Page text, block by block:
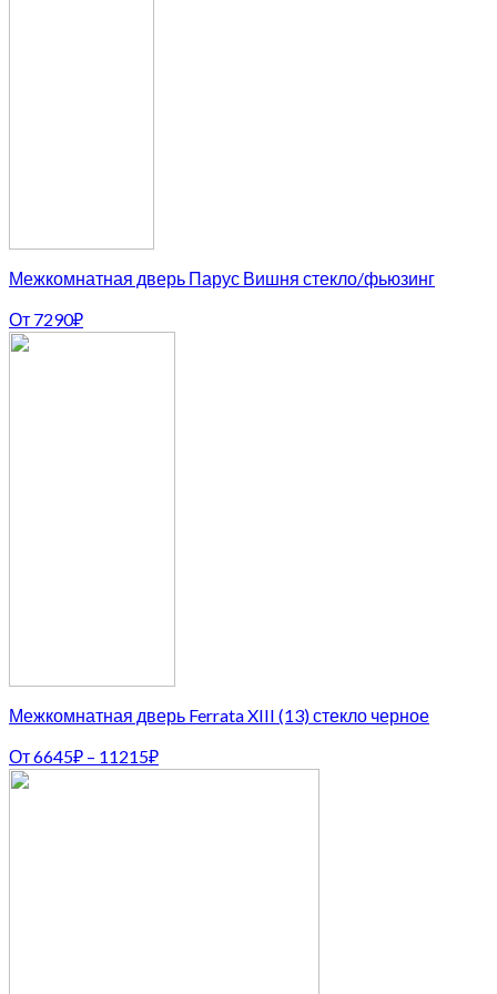
Межкомнатная дверь Парус Вишня стекло/фьюзинг
От 7290₽
Межкомнатная дверь Ferrata XIII (13) стекло черное
От6645₽ – 11215₽